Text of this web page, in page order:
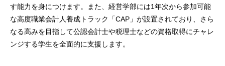
す能力を身につけます。また、経営学部には1年次から参加可能
な高度職業会計人養成トラック「CAP」が設置されており、さら
なる高みを目指して公認会計士や税理士などの資格取得にチャレ
ンジする学生を全面的に支援します。